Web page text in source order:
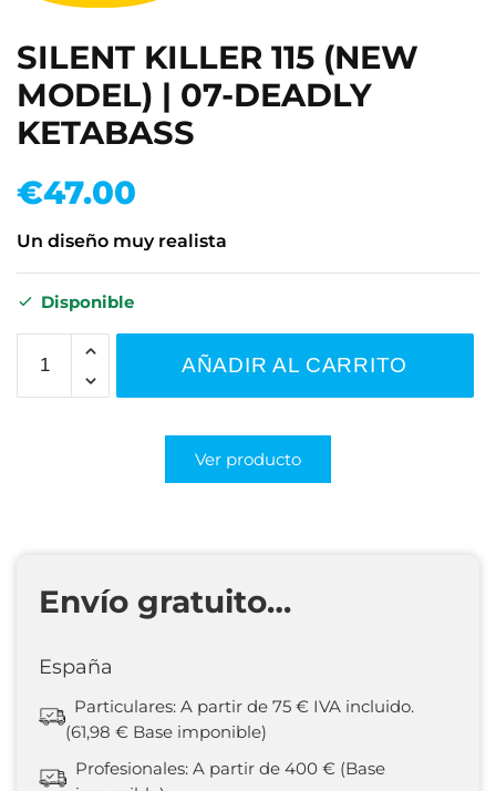
SILENT KILLER 115 (NEW
MODEL) | 07-DEADLY
KETABASS
€47.00
Un diseño muy realista
Disponible
AÑADIR AL CARRITO
Ver producto
Envío gratuito…
España
Particulares: A partir de 75 € IVA incluido.
(61,98 € Base imponible)
Profesionales: A partir de 400 € (Base